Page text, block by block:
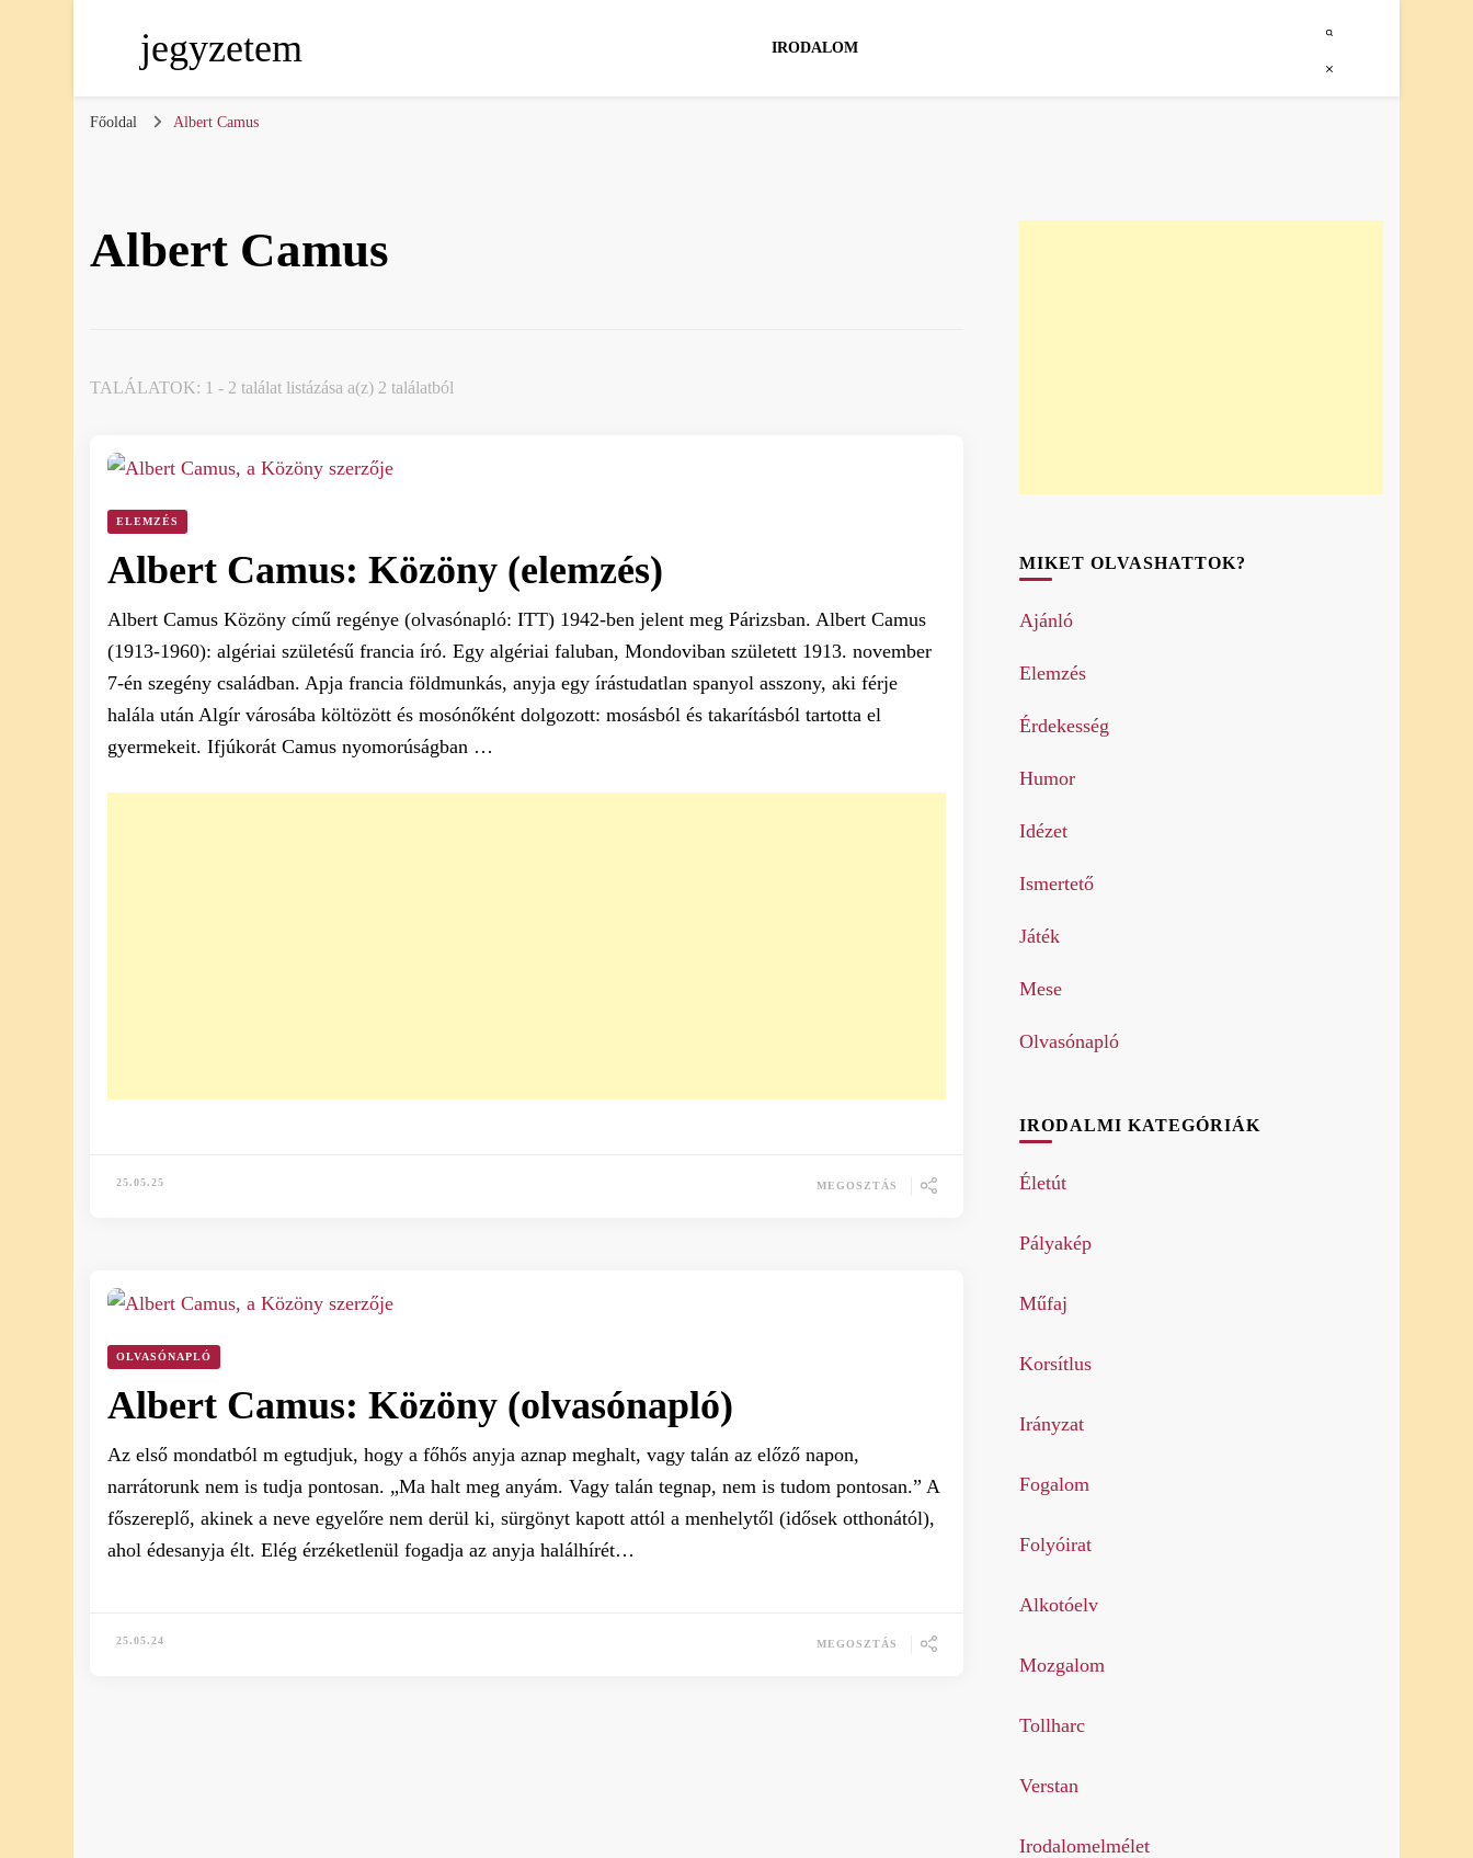
jegyzetem IRODALOM
Főoldal Albert Camus
Albert Camus
TALÁLATOK: 1 - 2 találat listázása a(z) 2 találatból
ELEMZÉS
Albert Camus: Közöny (elemzés)
Albert Camus Közöny című regénye (olvasónapló: ITT) 1942-ben jelent meg Párizsban. Albert Camus
(1913-1960): algériai születésű francia író. Egy algériai faluban, Mondoviban született 1913. november
7-én szegény családban. Apja francia földmunkás, anyja egy írástudatlan spanyol asszony, aki férje
halála után Algír városába költözött és mosónőként dolgozott: mosásból és takarításból tartotta el
gyermekeit. Ifjúkorát Camus nyomorúságban …
25.05.25 MEGOSZTÁS
OLVASÓNAPLÓ
Albert Camus: Közöny (olvasónapló)
Az első mondatból m egtudjuk, hogy a főhős anyja aznap meghalt, vagy talán az előző napon,
narrátorunk nem is tudja pontosan. „Ma halt meg anyám. Vagy talán tegnap, nem is tudom pontosan.” A
főszereplő, akinek a neve egyelőre nem derül ki, sürgönyt kapott attól a menhelytől (idősek otthonától),
ahol édesanyja élt. Elég érzéketlenül fogadja az anyja halálhírét…
25.05.24 MEGOSZTÁS
MIKET OLVASHATTOK?
Ajánló
Elemzés
Érdekesség
Humor
Idézet
Ismertető
Játék
Mese
Olvasónapló
IRODALMI KATEGÓRIÁK
Életút
Pályakép
Műfaj
Korsítlus
Irányzat
Fogalom
Folyóirat
Alkotóelv
Mozgalom
Tollharc
Verstan
Irodalomelmélet